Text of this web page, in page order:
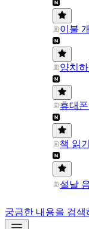
이불
양치
휴대
책 읽
설날
궁금한 내용을 검색